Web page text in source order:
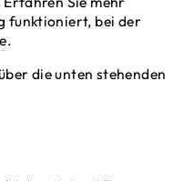
funktioniert, bei der
.
die unten stehenden